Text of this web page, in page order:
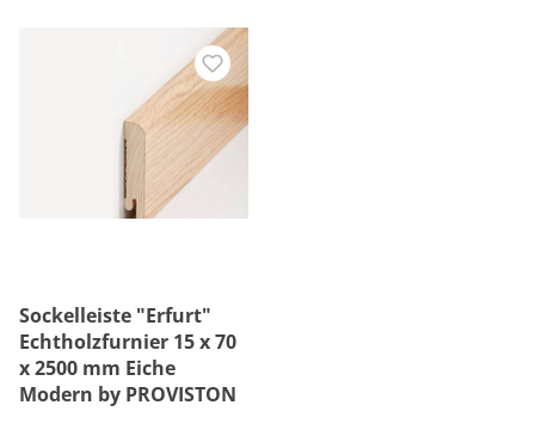
Sockelleiste "Erfurt"
Echtholzfurnier 15 x 70
x 2500 mm Eiche
Modern by PROVISTON